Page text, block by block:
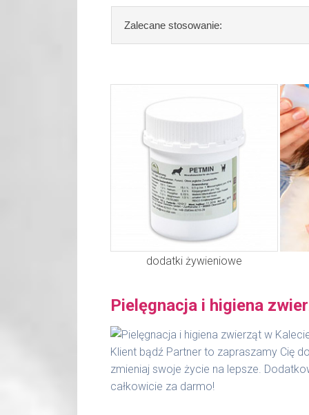
Zalecane stosowanie:
łopatki. Łatwa utylizacja: kompost,
Waga netto/Nr art.: 6 kg/2033
dodatki żywieniowe
Pielęgnacja i higiena
Klient bądź Partner to zapraszamy Cię
zmieniaj swoje życie na lepsze.
całkowicie za darmo!